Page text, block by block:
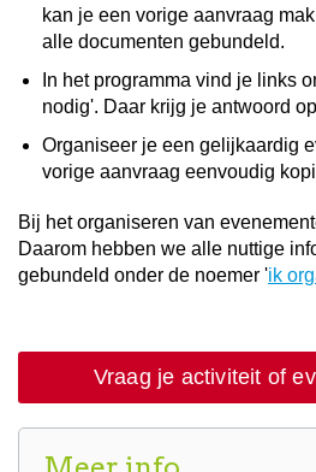
kan je een vorige aanvraag
alle documenten gebundeld.
In het programma vind je links
nodig'. Daar krijg je antwoord
Organiseer je een gelijkaardig
vorige aanvraag eenvoudig
Bij het organiseren van
Daarom hebben we alle nuttige
gebundeld onder de noemer 'ik
Vraag je activiteit of